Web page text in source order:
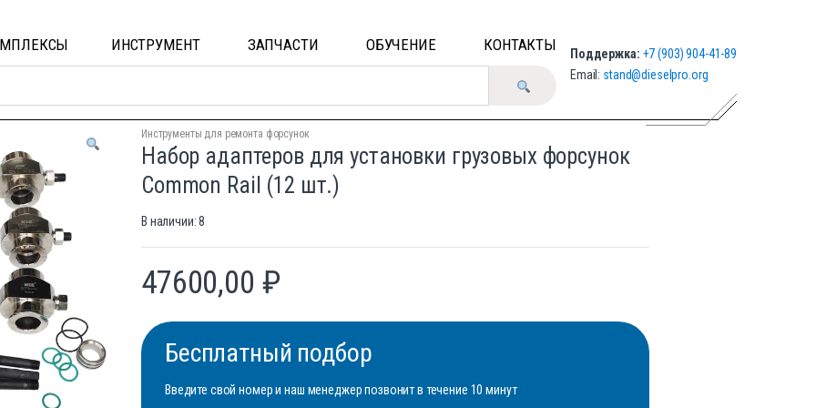
ИНСТРУМЕНТ ЗАПЧАСТИ ОБУЧЕНИЕ КОНТАКТЫ
Поддержка: +7 (903) 904-41-89
Email: stand@dieselpro.org
Инструменты для ремонта форсунок
Набор адаптеров для установки грузовых форсунок
Common Rail (12 шт.)
В наличии: 8
47600,00 ₽
Бесплатный подбор
Введите свой номер и наш менеджер позвонит в течение 10 минут